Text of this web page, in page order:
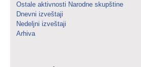
Ostale aktivnosti Narodne skupštine
Dnevni izveštaji
Nedeljni izveštaji
Arhiva